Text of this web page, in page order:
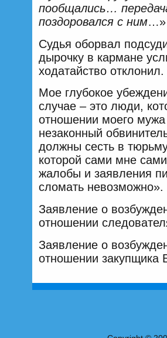
пообщались…
поздоровался с ним…»
Судья оборвал
дырочку в кармане
ходатайство отклонил.
Мое глубокое
случае – это люди,
отношении моего
незаконный
должны сесть в
которой сами мне
жалобы и заявления
сломать невозможно».
Заявление о
отношении
Заявление о
отношении закупщика